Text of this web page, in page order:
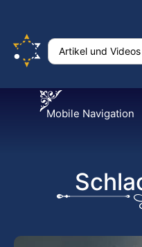
Mobile Navigation